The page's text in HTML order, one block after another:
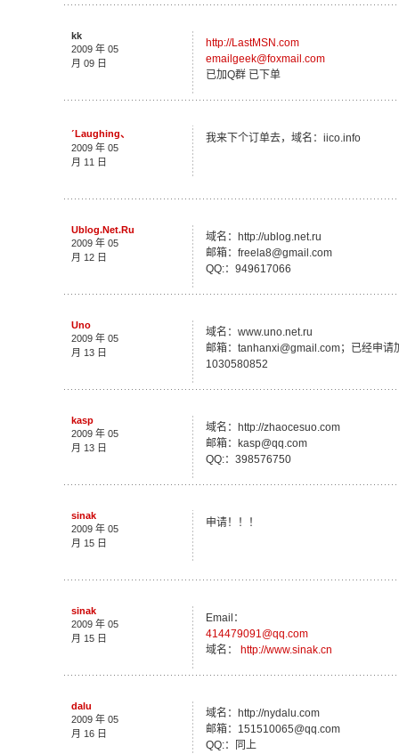
kk
2009 年 05
月 09 日
http://LastMSN.com
emailgeek@foxmail.com
已加Q群 已下单
ˊLaughing、
2009 年 05
月 11 日
我来下个订单去，域名：iico.info
Ublog.Net.Ru
2009 年 05
月 12 日
域名：http://ublog.net.ru
邮箱：freela8@gmail.com
QQ:：949617066
Uno
2009 年 05
月 13 日
域名：www.uno.net.ru
邮箱：tanhanxi@gmail.com；已经申请
1030580852
kasp
2009 年 05
月 13 日
域名：http://zhaocesuo.com
邮箱：kasp@qq.com
QQ:：398576750
sinak
2009 年 05
月 15 日
申请！！！
sinak
2009 年 05
月 15 日
Email：
414479091@qq.com
域名： http://www.sinak.cn
dalu
2009 年 05
月 16 日
域名：http://nydalu.com
邮箱：151510065@qq.com
QQ:：同上